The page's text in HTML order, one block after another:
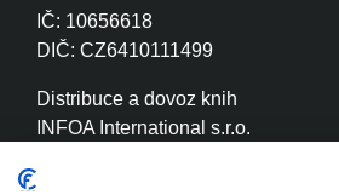
IČ: 10656618
DIČ: CZ6410111499
Distribuce a dovoz knih
INFOA International s.r.o.